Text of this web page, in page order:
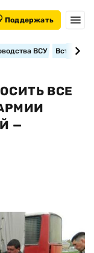
Поддержать
ВСУ
ВСЕ
—